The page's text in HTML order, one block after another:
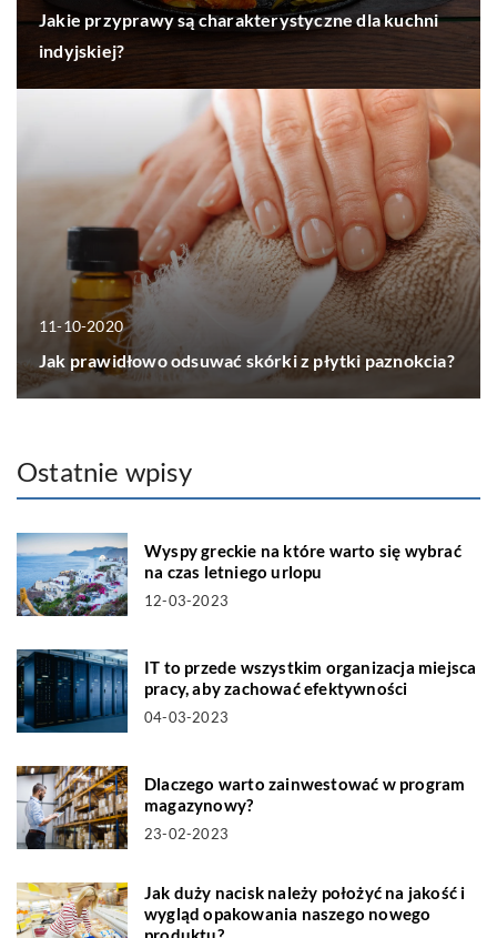
Jakie przyprawy są charakterystyczne dla kuchni
indyjskiej?
11-10-2020
Jak prawidłowo odsuwać skórki z płytki paznokcia?
Ostatnie wpisy
Wyspy greckie na które warto się wybrać
na czas letniego urlopu
12-03-2023
IT to przede wszystkim organizacja miejsca
pracy, aby zachować efektywności
04-03-2023
Dlaczego warto zainwestować w program
magazynowy?
23-02-2023
Jak duży nacisk należy położyć na jakość i
wygląd opakowania naszego nowego